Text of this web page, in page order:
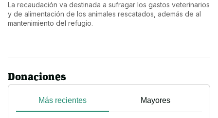
La recaudación va destinada a sufragar los gastos veterinarios
y de alimentación de los animales rescatados, además de al
mantenimiento del refugio.
Donaciones
Más recientes Mayores